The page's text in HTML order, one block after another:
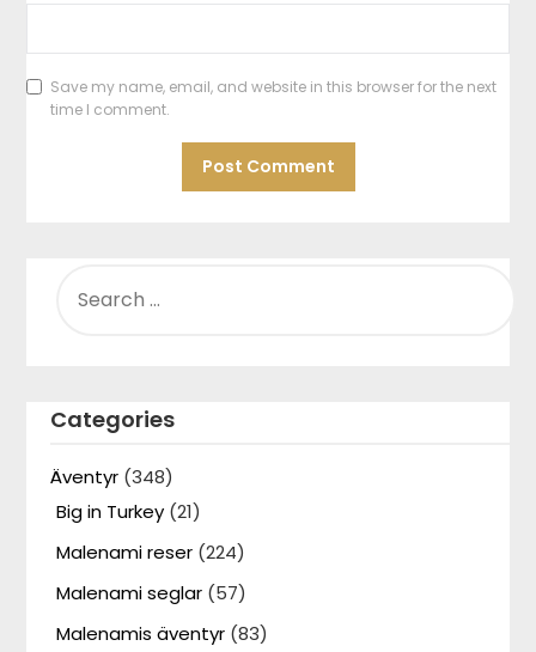
Save my name, email, and website in this browser for the next
time I comment.
FOR:
Categories
Äventyr (348)
Big in Turkey (21)
Malenami reser (224)
Malenami seglar (57)
Malenamis äventyr (83)